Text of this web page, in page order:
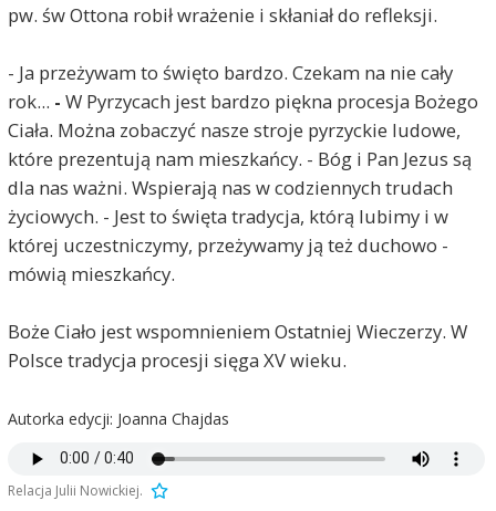
pw. św Ottona robił wrażenie i skłaniał do refleksji.
- Ja przeżywam to święto bardzo. Czekam na nie cały
rok... - W Pyrzycach jest bardzo piękna procesja Bożego
Ciała. Można zobaczyć nasze stroje pyrzyckie ludowe,
które prezentują nam mieszkańcy. - Bóg i Pan Jezus są
dla nas ważni. Wspierają nas w codziennych trudach
życiowych. - Jest to święta tradycja, którą lubimy i w
której uczestniczymy, przeżywamy ją też duchowo -
mówią mieszkańcy.
Boże Ciało jest wspomnieniem Ostatniej Wieczerzy. W
Polsce tradycja procesji sięga XV wieku.
Autorka edycji: Joanna Chajdas
Relacja Julii Nowickiej.